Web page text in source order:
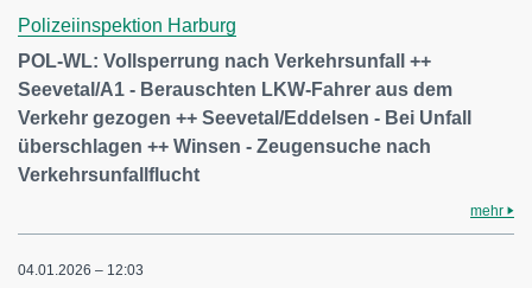
Polizeiinspektion Harburg
POL-WL: Vollsperrung nach Verkehrsunfall ++
Seevetal/A1 - Berauschten LKW-Fahrer aus dem
Verkehr gezogen ++ Seevetal/Eddelsen - Bei Unfall
überschlagen ++ Winsen - Zeugensuche nach
Verkehrsunfallflucht
mehr
04.01.2026 – 12:03